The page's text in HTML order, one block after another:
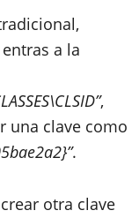
a la
,
una clave como
.
otra clave